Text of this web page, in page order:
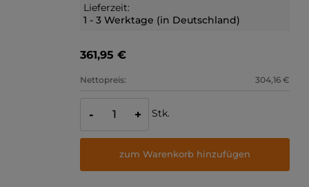
Lieferzeit:
1 - 3 Werktage (in Deutschland)
361,95 €
Nettopreis: 304,16 €
- + Stk.
zum Warenkorb hinzufügen